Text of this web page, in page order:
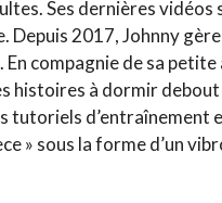
Ses dernières
2017, Johnny
En compagnie de sa petite
histoires à dormir
tutoriels d’entraînement
» sous la forme d’un